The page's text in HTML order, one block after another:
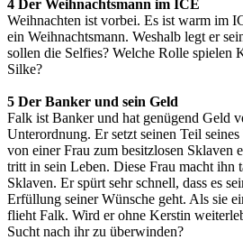
4 Der Weihnachtsmann im ICE
Weihnachten ist vorbei. Es ist warm im
ein Weihnachtsmann. Weshalb legt er
sollen die Selfies? Welche Rolle spielen
Silke?
5 Der Banker und sein Geld
Falk ist Banker und hat genügend Geld
Unterordnung. Er setzt seinen Teil
von einer Frau zum besitzlosen Sklaven
tritt in sein Leben. Diese Frau macht ihn
Sklaven. Er spürt sehr schnell, dass es
Erfüllung seiner Wünsche geht. Als sie
flieht Falk. Wird er ohne Kerstin
Sucht nach ihr zu überwinden?